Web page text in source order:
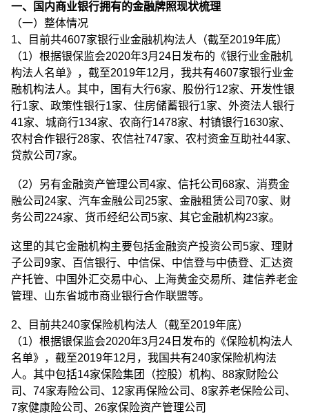
一、国内商业银行拥有的金融牌照现状梳理
（一）整体情况
1、目前共4607家银行业金融机构法人（截至2019年底）
（1）根据银保监会2020年3月24日发布的《银行业金融机
构法人名单》，截至2019年12月，我共有4607家银行业金
融机构法人。其中，国有大行6家、股份行12家、开发性银
行1家、政策性银行1家、住房储蓄银行1家、外资法人银行
41家、城商行134家、农商行1478家、村镇银行1630家、
农村合作银行28家、农信社747家、农村资金互助社44家、
贷款公司7家。
（2）另有金融资产管理公司4家、信托公司68家、消费金
融公司24家、汽车金融公司25家、金融租赁公司70家、财
务公司224家、货币经纪公司5家、其它金融机构23家。
这里的其它金融机构主要包括金融资产投资公司5家、理财
子公司9家、百信银行、中信保、中信登与中债登、汇达资
产托管、中国外汇交易中心、上海黄金交易所、建信养老金
管理、山东省城市商业银行合作联盟等。
2、目前共240家保险机构法人（截至2019年底）
（1）根据银保监会2020年3月24日发布的《保险机构法人
名单》，截至2019年12月，我国共有240家保险机构法
人。其中包括14家保险集团（控股）机构、88家财险公
司、74家寿险公司、12家再保险公司、8家养老保险公司、
7家健康险公司、26家保险资产管理公司